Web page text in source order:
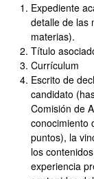
Expediente
detalle de las
materias).
Título
Currículum
Escrito de
candidato
Comisión de
conocimiento
puntos), la
los
experiencia